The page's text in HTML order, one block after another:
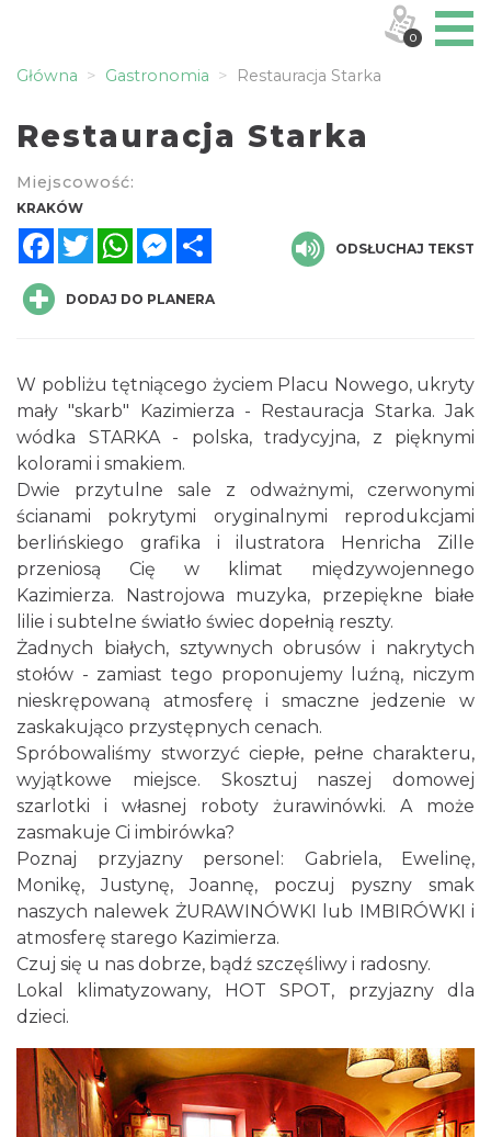
Główna Gastronomia Restauracja Starka
Restauracja Starka
Miejscowość:
KRAKÓW
FacebookTwitterWhatsAppMessenger
ODSŁUCHAJ TEKST
DODAJ DO PLANERA
W pobliżu tętniącego życiem Placu Nowego, ukryty
mały "skarb" Kazimierza - Restauracja Starka. Jak
wódka STARKA - polska, tradycyjna, z pięknymi
kolorami i smakiem.
Dwie przytulne sale z odważnymi, czerwonymi
ścianami pokrytymi oryginalnymi reprodukcjami
berlińskiego grafika i ilustratora Henricha Zille
przeniosą Cię w klimat międzywojennego
Kazimierza. Nastrojowa muzyka, przepiękne białe
lilie i subtelne światło świec dopełnią reszty.
Żadnych białych, sztywnych obrusów i nakrytych
stołów - zamiast tego proponujemy luźną, niczym
nieskrępowaną atmosferę i smaczne jedzenie w
zaskakująco przystępnych cenach.
Spróbowaliśmy stworzyć ciepłe, pełne charakteru,
wyjątkowe miejsce. Skosztuj naszej domowej
szarlotki i własnej roboty żurawinówki. A może
zasmakuje Ci imbirówka?
Poznaj przyjazny personel: Gabriela, Ewelinę,
Monikę, Justynę, Joannę, poczuj pyszny smak
naszych nalewek ŻURAWINÓWKI lub IMBIRÓWKI i
atmosferę starego Kazimierza.
Czuj się u nas dobrze, bądź szczęśliwy i radosny.
Lokal klimatyzowany, HOT SPOT, przyjazny dla
dzieci.
0